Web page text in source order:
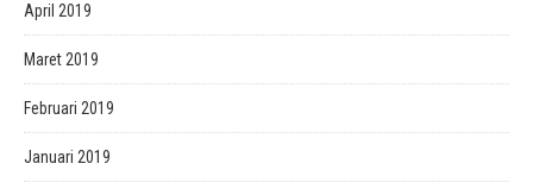
April 2019
Maret 2019
Februari 2019
Januari 2019